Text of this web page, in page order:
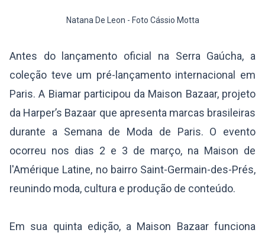
Natana De Leon - Foto Cássio Motta
Antes do lançamento oficial na Serra Gaúcha, a
coleção teve um pré-lançamento internacional em
Paris. A Biamar participou da Maison Bazaar, projeto
da Harper’s Bazaar que apresenta marcas brasileiras
durante a Semana de Moda de Paris. O evento
ocorreu nos dias 2 e 3 de março, na Maison de
l'Amérique Latine, no bairro Saint-Germain-des-Prés,
reunindo moda, cultura e produção de conteúdo.
Em sua quinta edição, a Maison Bazaar funciona